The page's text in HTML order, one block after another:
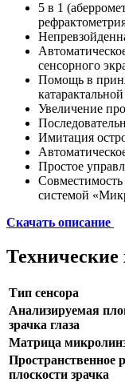
5 в 1
сенсорного
Помощь в
Увеличение
Имитация
Простое
Совместимость
системой
Скачать описание
Технические
Тип сенсора
Анализируемая
зрачка глаза
Матрица
Пространственное
плоскости зрачка